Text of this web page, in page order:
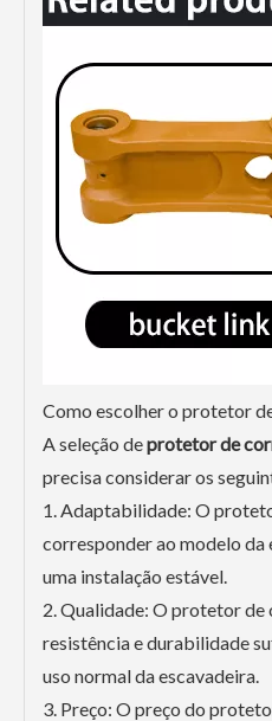
Como escolher o protetor
A seleção deprotetor de
precisa considerar os
1. Adaptabilidade: O
corresponder ao modelo
uma instalação estável.
2. Qualidade: O protetor
resistência e durabilidade
uso normal da escavadeira.
3. Preço: O preço do